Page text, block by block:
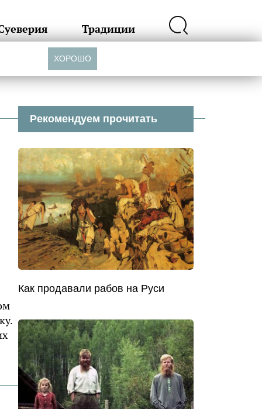
Традиции
Рекомендуем прочитать
Как продавали рабов на Руси
ХОРОШО